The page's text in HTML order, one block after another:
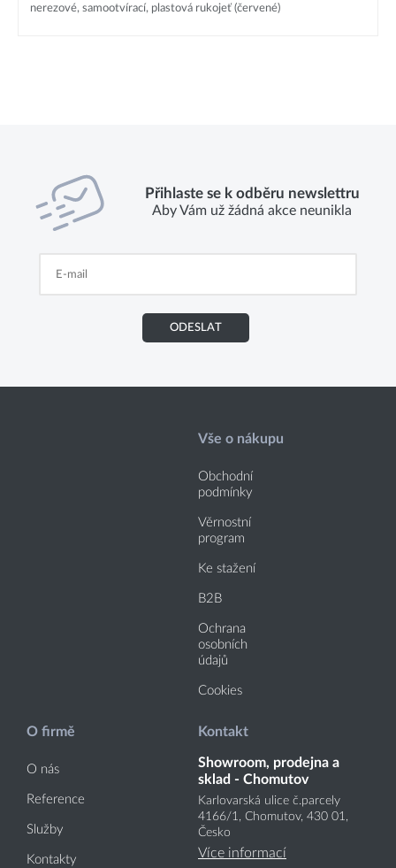
nerezové, samootvírací, plastová rukojeť (červené)
Přihlaste se k odběru newslettru
Aby Vám už žádná akce neunikla
ODESLAT
Vše o nákupu
Obchodní
podmínky
Věrnostní
program
Ke stažení
B2B
Ochrana
osobních
údajů
Cookies
O firmě
O nás
Reference
Služby
Kontakty
Kontakt
Showroom, prodejna a
sklad - Chomutov
Karlovarská ulice č.parcely
4166/1, Chomutov, 430 01,
Česko
Více informací